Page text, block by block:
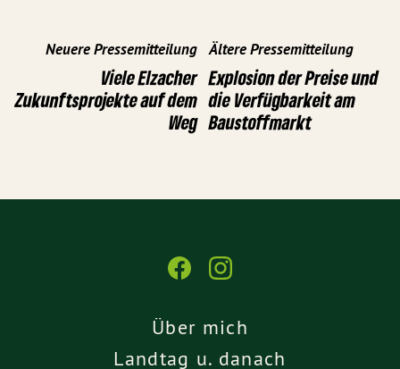
Neuere Pressemitteilung
Viele Elzacher
Zukunftsprojekte auf dem
Weg
Ältere Pressemitteilung
Explosion der Preise und
die Verfügbarkeit am
Baustoffmarkt
Über mich
Landtag u. danach